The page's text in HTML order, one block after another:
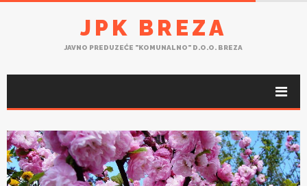
JPK BREZA
JAVNO PREDUZEĆE "KOMUNALNO" D.O.O. BREZA